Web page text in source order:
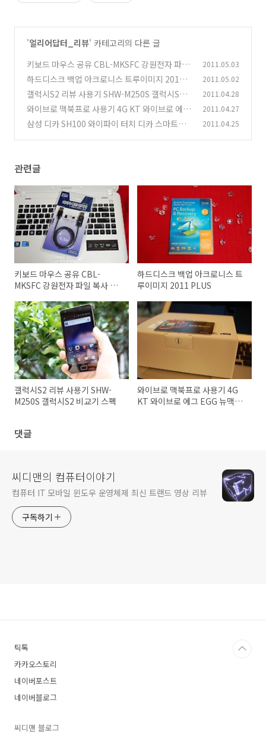
'얼리어답터_리뷰' 카테고리의 다른 글
키보드 마우스 공유 CBL-MKSFC 강원전자 파일
복사 클립보드 공유 (18)
2011.05.03
하드디스크 백업 아크로니스 트루이미지 2011 P
LUS
(12)
2011.05.02
갤럭시S2 리뷰 사용기 SHW-M250S 갤럭시S2
비교기 스펙
(174)
2011.04.28
와이브로 맥북프로 사용기 4G KT 와이브로 에그
EGG 뉴맥북프로 사용기 (12)
2011.04.27
삼성 디카 SH100 와이파이 터치 디카 스마트폰
2011.04.25
관련글
키보드 마우스 공유 CBL-
MKSFC 강원전자 파일 복사 클
하드디스크 백업 아크로니스 트
루이미지 2011 PLUS
갤럭시S2 리뷰 사용기 SHW-
M250S 갤럭시S2 비교기 스펙
와이브로 맥북프로 사용기 4G
KT 와이브로 에그 EGG 뉴맥북
댓글
씨디맨의 컴퓨터이야기
컴퓨터 IT 모바일 윈도우 운영체제 최신 트랜드 영상 리뷰
구독하기
틱톡
카카오스토리
네이버포스트
네이버블로그
씨디맨 블로그